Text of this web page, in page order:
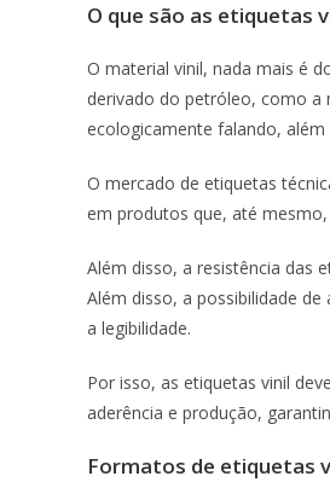
O que são as etiquetas
O material vinil, nada mais é
derivado do petróleo, como
ecologicamente falando,
O mercado de etiquetas
em produtos que, até
Além disso, a resistência das
Além disso, a possibilidade
a legibilidade.
Por isso, as etiquetas vinil
aderência e produção,
Formatos de etiquetas